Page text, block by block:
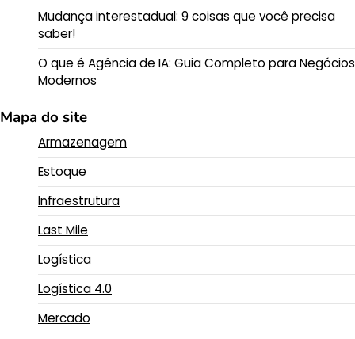
Mudança interestadual: 9 coisas que você precisa
saber!
O que é Agência de IA: Guia Completo para Negócios
Modernos
Mapa do site
Armazenagem
Estoque
Infraestrutura
Last Mile
Logística
Logística 4.0
Mercado